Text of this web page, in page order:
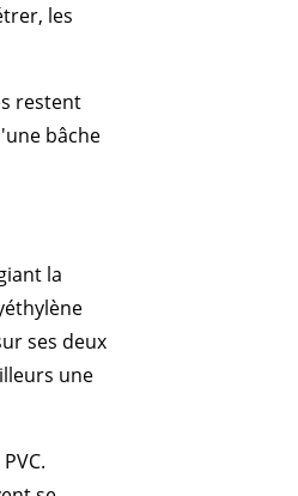
les
restent
bâche
la
ses deux
une